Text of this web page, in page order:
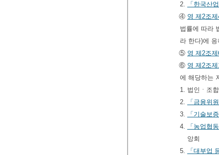
2.
「한국산
④ 영 제2조
법률에 따라
라 한다)에
⑤ 영 제2조
⑥ 영 제2조
에 해당하는
1. 법인ㆍ조
2.
「금융위
3.
「기술보
4.
「농업협
앙회
5.
「대부업